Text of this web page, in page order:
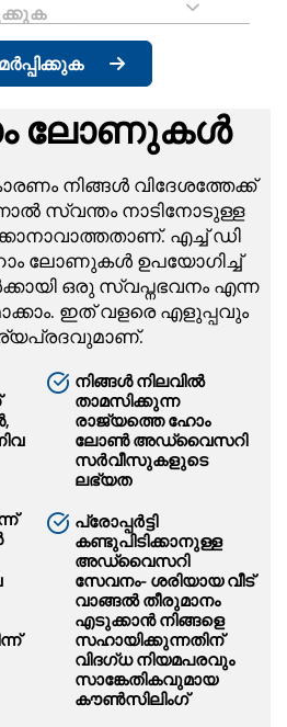
ലോണുകൾ
നിങ്ങൾ വിദേശത്തേക്ക്
സ്വന്തം നാടിനോടുള്ള
എച്ച് ഡി
ലോണുകൾ ഉപയോഗിച്ച്
ഒരു സ്വപ്നഭവനം എന്ന
ഇത് വളരെ എളുപ്പവും
നിങ്ങള്‍ നിലവില്‍
താമസിക്കുന്ന
രാജ്യത്തെ ഹോം
ലോണ്‍ അഡ്വൈസറി
സർവീസുകളുടെ
ലഭ്യത
പ്രോപ്പർട്ടി
കണ്ടുപിടിക്കാനുള്ള
അഡ്വൈസറി
സേവനം- ശരിയായ വീട്
വാങ്ങൽ തീരുമാനം
എടുക്കാൻ നിങ്ങളെ
സഹായിക്കുന്നതിന്
വിദഗ്ധ നിയമപരവും
സാങ്കേതികവുമായ
കൗൺസിലിംഗ്
ലോൺ
(ഐഎസ്എസ്)
കാൽക്കുലേറ്റർ
ലോക്കർ